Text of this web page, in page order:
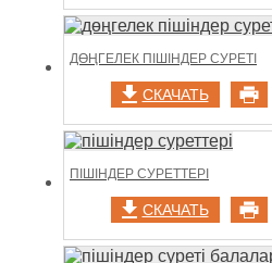
ДӨҢГЕЛЕК ПІШІНДЕР СУРЕТІ
СКАЧАТЬ
ПІШІНДЕР СУРЕТТЕРІ
СКАЧАТЬ